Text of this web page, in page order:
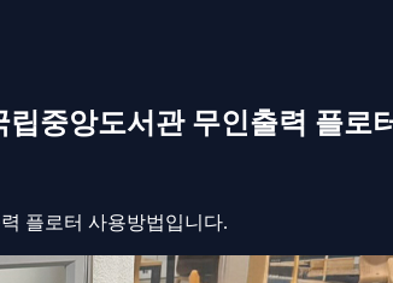
중앙도서관 무인출력 플로
플로터 사용방법입니다.